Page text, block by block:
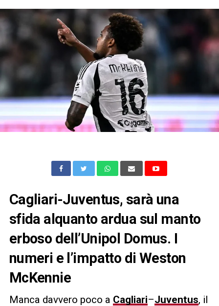
Cagliari-Juventus, sarà una
sfida alquanto ardua sul manto
erboso dell’Unipol Domus. I
numeri e l’impatto di Weston
McKennie
Manca davvero poco a Cagliari–Juventus, il